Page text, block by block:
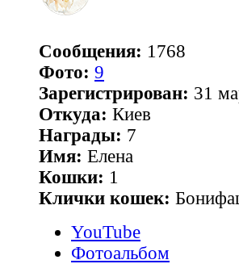
Сообщения: 1768
Фото: 9
Зарегистрирован: 31
Откуда: Киев
Награды: 7
Имя: Елена
Кошки: 1
Клички кошек:
YouTube
Фотоальбом